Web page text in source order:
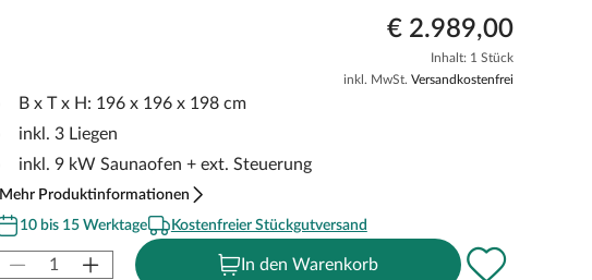
€ 2.989,00
Inhalt: 1 Stück
inkl. MwSt. Versandkostenfrei
B x T x H: 196 x 196 x 198 cm
inkl. 3 Liegen
inkl. 9 kW Saunaofen + ext. Steuerung
Mehr Produktinformationen
10 bis 15 Werktage
Kostenfreier Stückgutversand
In den Warenkorb